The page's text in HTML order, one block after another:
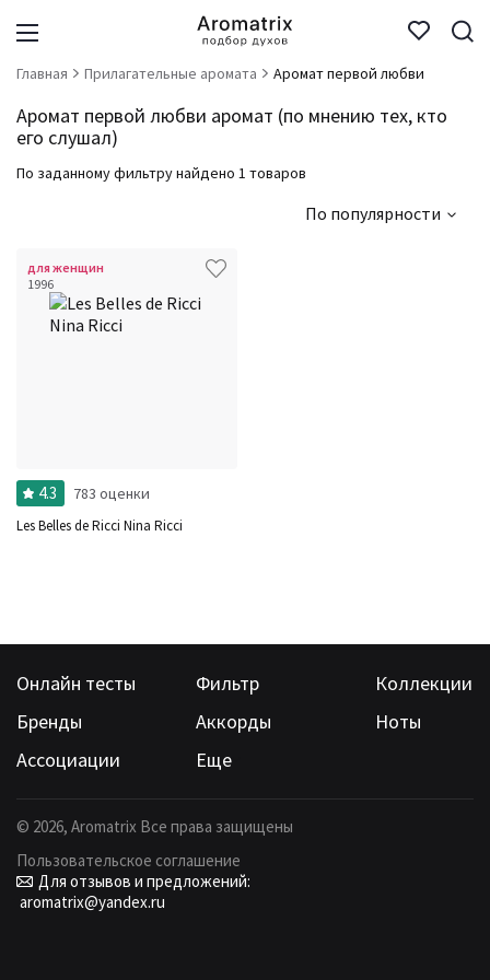
Главная Прилагательные аромата Аромат первой любви
Аромат первой любви аромат (по мнению тех, кто
его слушал)
По заданному фильтру найдено 1 товаров
По популярности
для женщин
1996
4.3 783 оценки
Les Belles de Ricci Nina Ricci
Онлайн тесты Фильтр
Коллекции
Бренды
Аккорды
Ноты
Ассоциации
Еще
© 2026, Aromatrix Все права защищены
Пользовательское соглашение
Для отзывов и предложений:
aromatrix@yandex.ru